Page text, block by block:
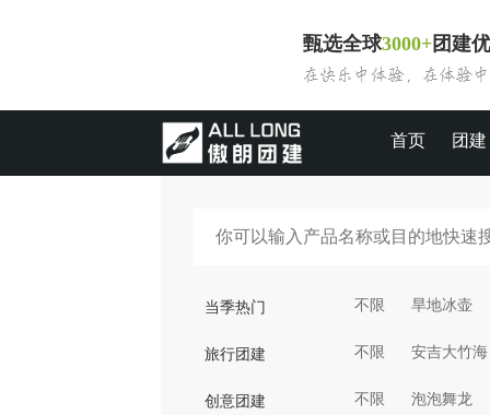
甄选全球3000+团建
首页 团建
当季热门 不限 旱地冰壶
旅行团建 不限 安吉大竹海
创意团建 不限 泡泡舞龙